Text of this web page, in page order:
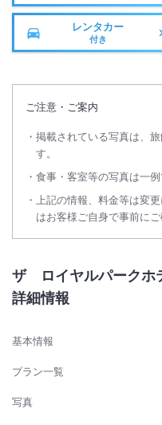
レンタカー
付き
ご注意・ご案内
掲載されている写真は、
す。
食事・客室等の写真は一例
上記の情報、料金等は変
はお客様ご自身で事前にご
ザ ロイヤルパーク
詳細情報
基本情報
プラン一覧
写真